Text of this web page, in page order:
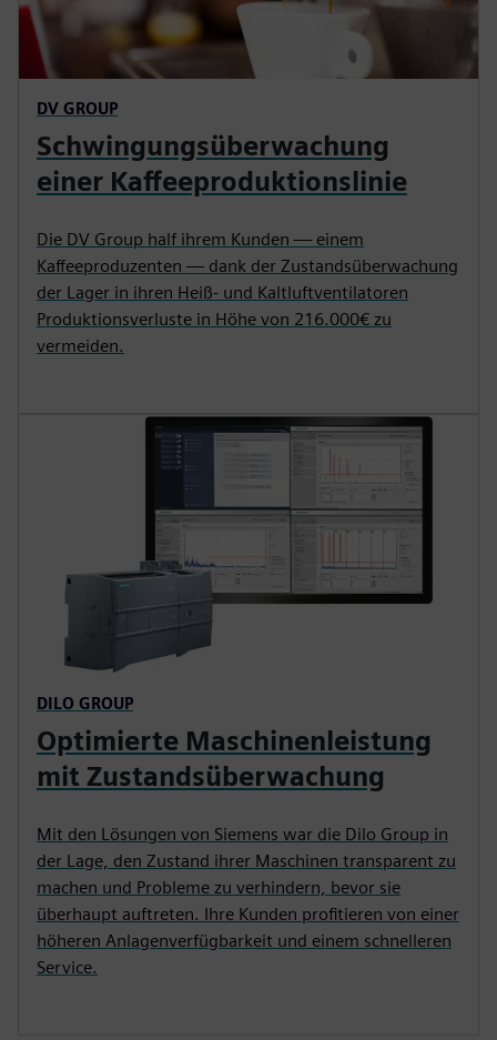
DV GROUP
Schwingungsüberwachung
einer Kaffeeproduktionslinie
Die DV Group half ihrem Kunden — einem
Kaffeeproduzenten — dank der Zustandsüberwachung
der Lager in ihren Heiß- und Kaltluftventilatoren
Produktionsverluste in Höhe von 216.000€ zu
vermeiden.
DILO GROUP
Optimierte Maschinenleistung
mit Zustandsüberwachung
Mit den Lösungen von Siemens war die Dilo Group in
der Lage, den Zustand ihrer Maschinen transparent zu
machen und Probleme zu verhindern, bevor sie
überhaupt auftreten. Ihre Kunden profitieren von einer
höheren Anlagenverfügbarkeit und einem schnelleren
Service.